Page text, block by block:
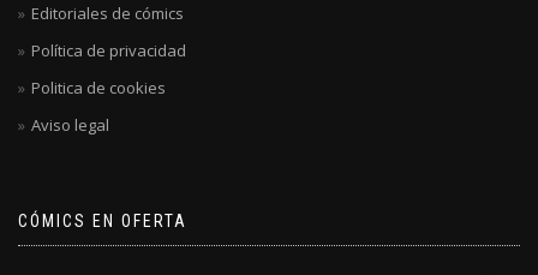
Editoriales de cómics
Política de privacidad
Politica de cookies
Aviso legal
CÓMICS EN OFERTA